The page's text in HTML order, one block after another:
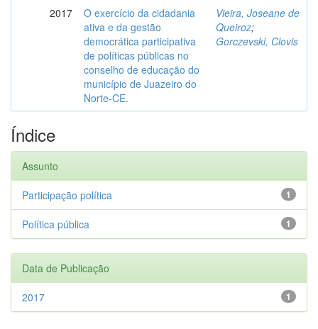
2017
O exercício da cidadania
ativa e da gestão
democrática participativa
de políticas públicas no
conselho de educação do
município de Juazeiro do
Norte-CE.
Vieira, Joseane de
Queiroz;
Gorczevski, Clovis
Índice
Assunto
1
Participação política
1
Política pública
Data de Publicação
1
2017